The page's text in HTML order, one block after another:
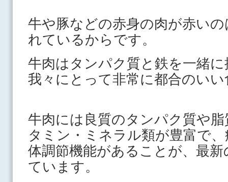
牛や豚などの赤身の肉が赤い
れているからです。
牛肉はタンパク質と鉄を一緒
我々にとって非常に都合のい
牛肉には良質のタンパク質や
タミン・ミネラル類が豊富で
体調節機能があることが、最
ています。